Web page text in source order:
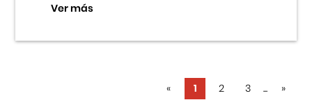
Ver más
« 1 2 3 ... »